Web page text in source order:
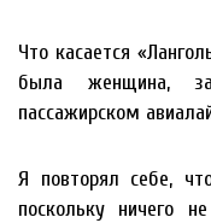
Что касается
была женщина,
пассажирском
Я повторял себе,
поскольку ничего